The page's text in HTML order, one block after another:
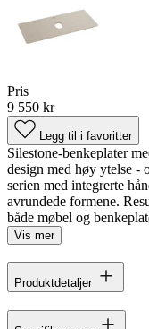
Pris
9 550 kr
Legg til i favoritter
Silestone-benkeplater
design med høy ytelse -
serien med integrerte
avrundede formene.
både møbel og
Vis mer
Produktdetaljer